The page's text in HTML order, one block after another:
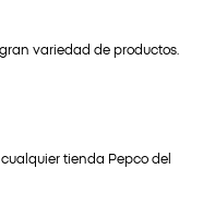
variedad de productos.
tienda Pepco del